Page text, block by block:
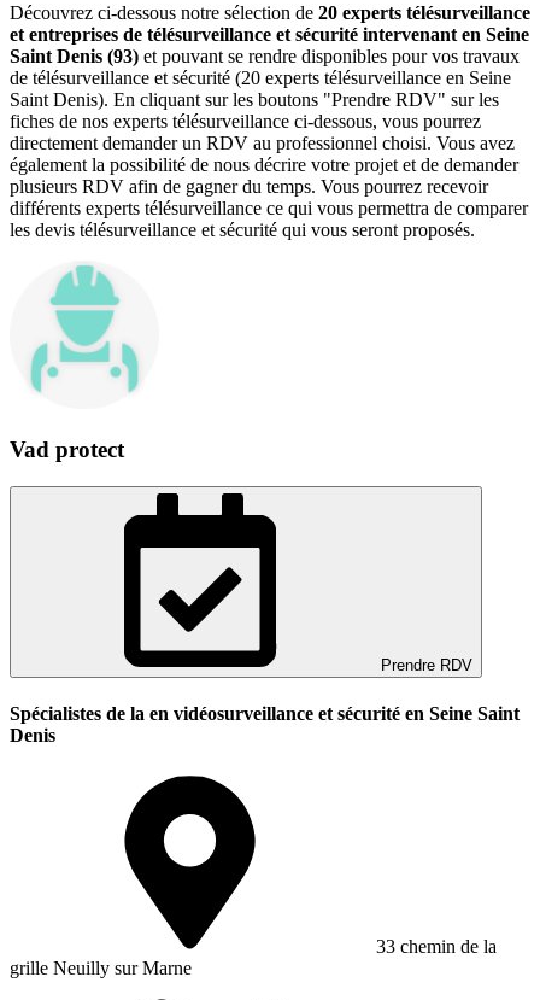
Découvrez ci-dessous notre sélection de 20 experts télésurveillance
et entreprises de télésurveillance et sécurité intervenant en Seine
Saint Denis (93) et pouvant se rendre disponibles pour vos travaux
de télésurveillance et sécurité (20 experts télésurveillance en Seine
Saint Denis). En cliquant sur les boutons "Prendre RDV" sur les
fiches de nos experts télésurveillance ci-dessous, vous pourrez
directement demander un RDV au professionnel choisi. Vous avez
également la possibilité de nous décrire votre projet et de demander
plusieurs RDV afin de gagner du temps. Vous pourrez recevoir
différents experts télésurveillance ce qui vous permettra de comparer
les devis télésurveillance et sécurité qui vous seront proposés.
Vad protect
Prendre RDV
Spécialistes de la en vidéosurveillance et sécurité en Seine Saint
Denis
33 chemin de la
grille Neuilly sur Marne